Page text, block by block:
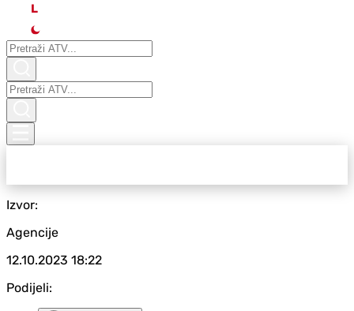
L
Izvor:
Agencije
12.10.2023 18:22
Podijeli: